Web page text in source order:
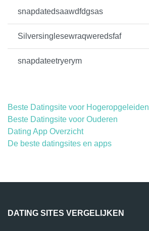
snapdatedsaawdfdgsas
Silversinglesewraqweredsfaf
snapdateetryerym
Beste Datingsite voor Hogeropgeleiden
Beste Datingsite voor Ouderen
Dating App Overzicht
De beste datingsites en apps
DATING SITES VERGELIJKEN